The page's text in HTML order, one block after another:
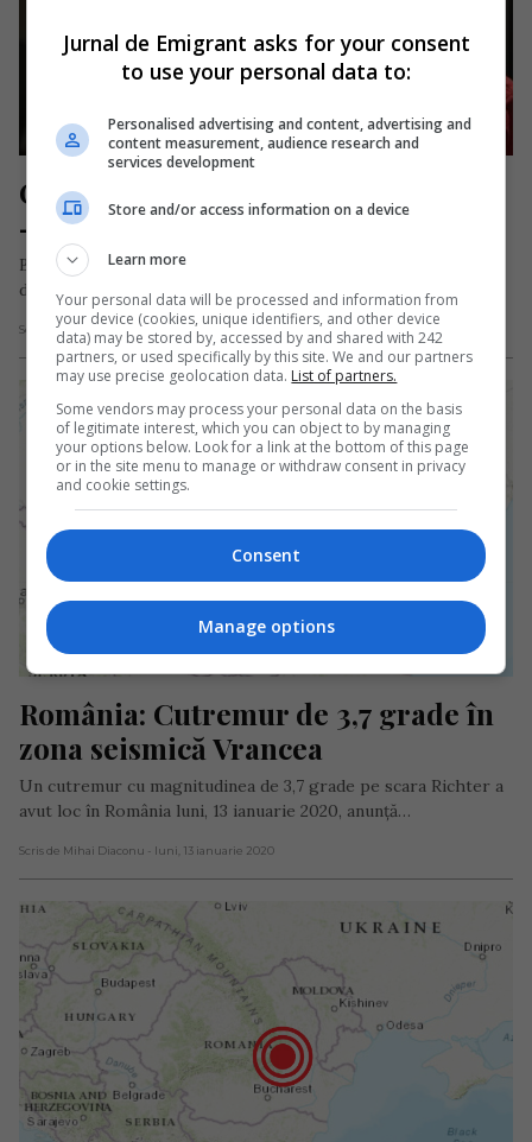
O poezie pe zi „Balada zilei de luni”
– Cristian Bădiliţă
Balada zilei de luni Nici o minune-n târgul aţipit pe dealul sur
de la-nceputul lumii, dacă e luni miroase-a lâncezit…
Scris de Mihai Diaconu - luni, 10 august 2020
România: Cutremur de 3,7 grade în
zona seismică Vrancea
Un cutremur cu magnitudinea de 3,7 grade pe scara Richter a
avut loc în România luni, 13 ianuarie 2020, anunță…
Scris de Mihai Diaconu - luni, 13 ianuarie 2020
Jurnal de Emigrant asks for your consent
to use your personal data to:
Personalised advertising and content, advertising and
content measurement, audience research and
services development
Store and/or access information on a device
Learn more
Your personal data will be processed and information from
your device (cookies, unique identifiers, and other device
data) may be stored by, accessed by and shared with 242
partners, or used specifically by this site. We and our partners
may use precise geolocation data. List of partners.
Some vendors may process your personal data on the basis
of legitimate interest, which you can object to by managing
your options below. Look for a link at the bottom of this page
or in the site menu to manage or withdraw consent in privacy
and cookie settings.
Consent
Manage options